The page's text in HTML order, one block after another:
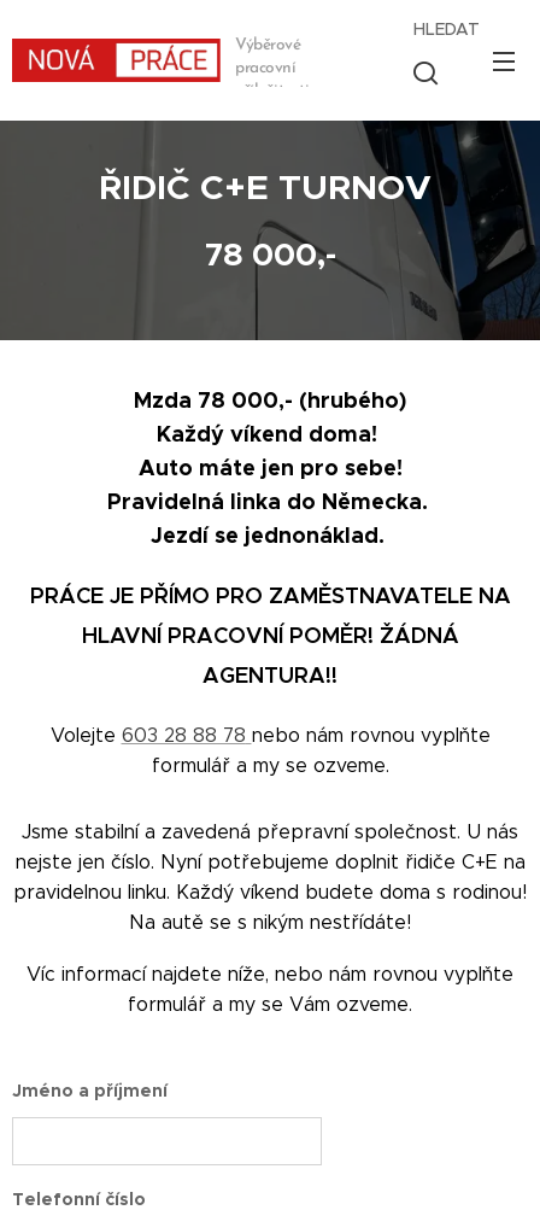
Výběrové
pracovní
příležitosti
HLEDAT
ŘIDIČ C+E TURNOV
78 000,-
Mzda 78 000,- (hrubého)
Každý víkend doma!
Auto máte jen pro sebe!
Pravidelná linka do Německa.
Jezdí se jednonáklad.
PRÁCE JE PŘÍMO PRO ZAMĚSTNAVATELE NA
HLAVNÍ PRACOVNÍ POMĚR! ŽÁDNÁ
AGENTURA!!
Volejte 603 28 88 78 nebo nám rovnou vyplňte
formulář a my se ozveme.
Jsme stabilní a zavedená přepravní společnost. U nás
nejste jen číslo. Nyní potřebujeme doplnit řidiče C+E na
pravidelnou linku. Každý víkend budete doma s rodinou!
Na autě se s nikým nestřídáte!
Víc informací najdete níže, nebo nám rovnou vyplňte
formulář a my se Vám ozveme.
Jméno a příjmení
Telefonní číslo